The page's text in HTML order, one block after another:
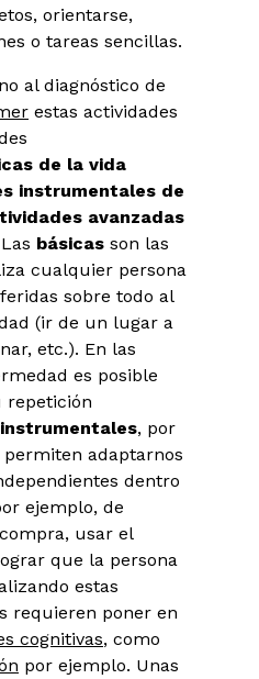
orientarse,
o tareas sencillas.
al diagnóstico de
estas actividades
de la vida
instrumentales de
avanzadas
básicas son las
cualquier persona
sobre todo al
(ir de un lugar a
etc.). En las
es posible
repetición
instrumentales, por
adaptarnos
dentro
ejemplo, de
usar el
que la persona
estas
requieren poner en
cognitivas, como
por ejemplo. Unas